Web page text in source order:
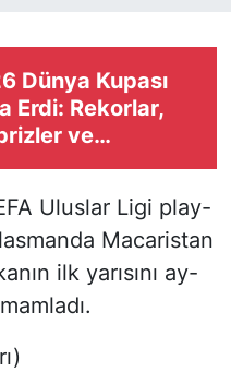
Dünya Kupası
Erdi: Rekorlar,
ve
Tarihe
Uluslar Ligi play-
Macaristan
ilk yarısını ay-